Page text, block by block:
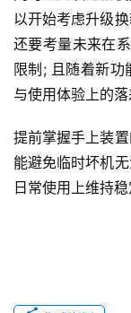
以开始考虑升级
还要考量未来在
限制; 且随着新功
与使用体验上的落
提前掌握手上装
能避免临时坏机
日常使用上维持稳